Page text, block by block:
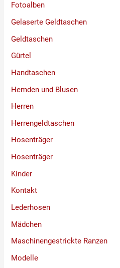
Fotoalben
Gelaserte Geldtaschen
Geldtaschen
Gürtel
Handtaschen
Hemden und Blusen
Herren
Herrengeldtaschen
Hosenträger
Hosenträger
Kinder
Kontakt
Lederhosen
Mädchen
Maschinengestrickte Ranzen
Modelle